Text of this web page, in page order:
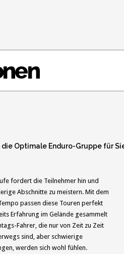
Optimale Enduro-Gruppe für
fordert die Teilnehmer hin und
Abschnitte zu meistern. Mit dem
passen diese Touren perfekt
Erfahrung im Gelände gesammelt
Fahrer, die nur von Zeit zu Zeit
sind, aber schwierige
werden sich wohl fühlen.